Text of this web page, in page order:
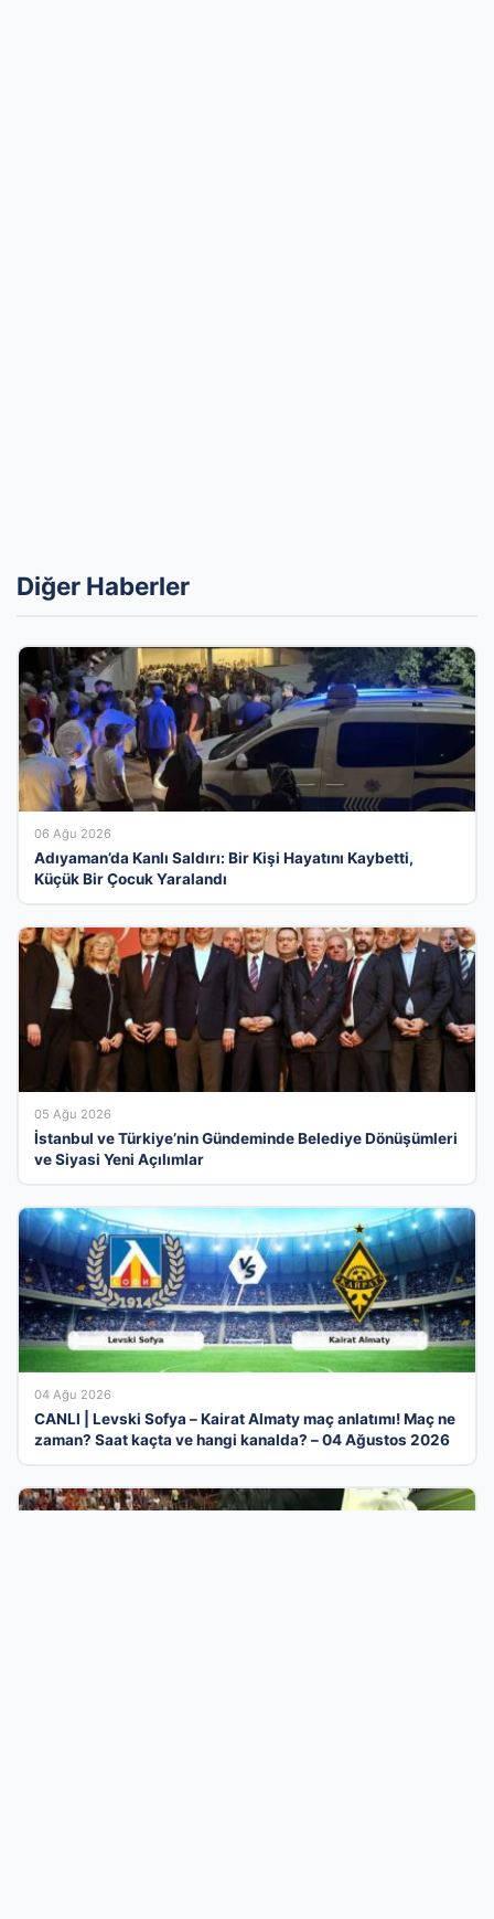
Diğer Haberler
06 Ağu 2026
Adıyaman’da Kanlı Saldırı: Bir Kişi Hayatını Kaybetti,
Küçük Bir Çocuk Yaralandı
05 Ağu 2026
İstanbul ve Türkiye’nin Gündeminde Belediye Dönüşümleri
ve Siyasi Yeni Açılımlar
04 Ağu 2026
CANLI | Levski Sofya – Kairat Almaty maç anlatımı! Maç ne
zaman? Saat kaçta ve hangi kanalda? – 04 Ağustos 2026